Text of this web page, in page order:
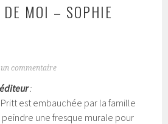
DE MOI – SOPHIE
commentaire
:
est embauchée par la famille
une fresque murale pour